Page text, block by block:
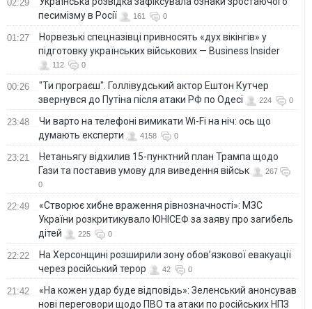
02:29
песимізму в Росії
161 0
01:27
Норвезькі спецназівці привносять «дух вікінгів» у
підготовку українських військових — Business Insider
112 0
00:26
"Ти програєш". Голлівудський актор Ештон Кутчер
звернувся до Путіна після атаки РФ по Одесі
224 0
23:48
Чи варто на телефонi вимикати Wi-Fi на ніч: ось що
думають експерти
4158 0
23:21
Нетаньягу відхилив 15-пунктний план Трампа щодо
Гази та поставив умову для виведення військ
267
0
22:49
«Створює хибне враження рівнозначності»: МЗС
України розкритикувало ЮНІСЕФ за заяву про загибель
дітей
225 0
22:22
На Херсонщині розширили зону обов’язкової евакуації
через російський терор
42 0
21:42
«На кожен удар буде відповідь»: Зеленський анонсував
нові переговори щодо ПВО та атаки по російських НПЗ